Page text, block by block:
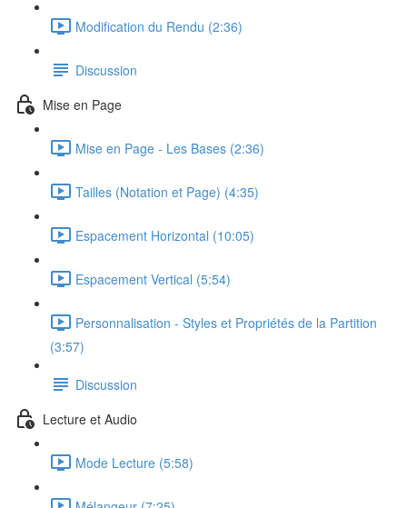
Modification du Rendu (2:36)
Discussion
Mise en Page
Mise en Page - Les Bases (2:36)
Tailles (Notation et Page) (4:35)
Espacement Horizontal (10:05)
Espacement Vertical (5:54)
Personnalisation - Styles et Propriétés de la Partition
(3:57)
Discussion
Lecture et Audio
Mode Lecture (5:58)